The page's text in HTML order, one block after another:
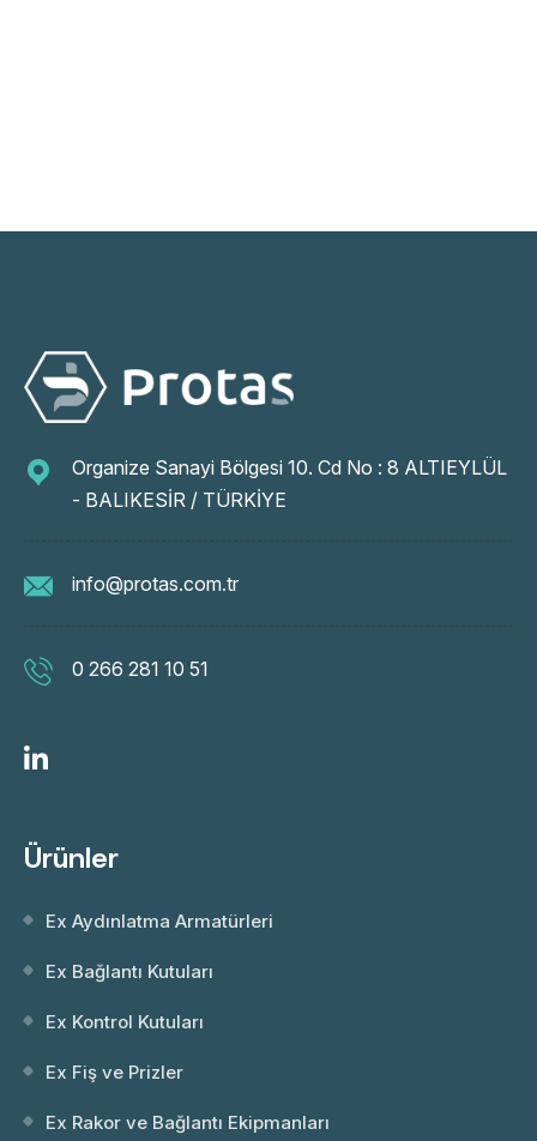
Organize Sanayi Bölgesi 10. Cd No : 8 ALTIEYLÜL
- BALIKESİR / TÜRKİYE
info@protas.com.tr
0 266 281 10 51
Ürünler
Ex Aydınlatma Armatürleri
Ex Bağlantı Kutuları
Ex Kontrol Kutuları
Ex Fiş ve Prizler
Ex Rakor ve Bağlantı Ekipmanları